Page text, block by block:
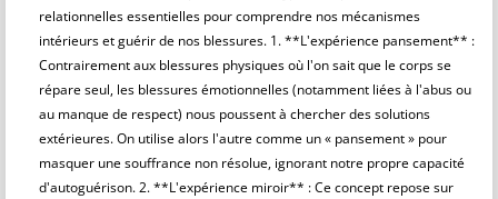
relationnelles essentielles pour comprendre nos mécanismes
intérieurs et guérir de nos blessures. 1. **L'expérience pansement** :
Contrairement aux blessures physiques où l'on sait que le corps se
répare seul, les blessures émotionnelles (notamment liées à l'abus ou
au manque de respect) nous poussent à chercher des solutions
extérieures. On utilise alors l'autre comme un « pansement » pour
masquer une souffrance non résolue, ignorant notre propre capacité
d'autoguérison. 2. **L'expérience miroir** : Ce concept repose sur